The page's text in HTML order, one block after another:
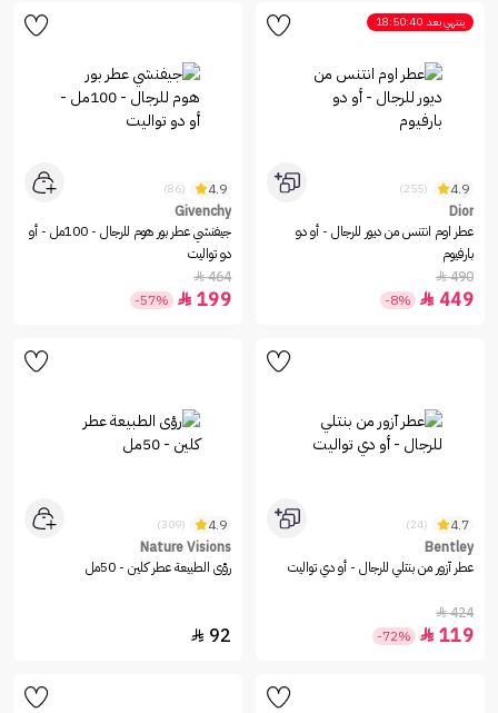
ينتهي بعد 18:50:40
4.9
(255)
Dior
عطر اوم انتنس من ديور للرجال - أو دو
بارفيوم
490

449

-8%
4.9
(86)
Givenchy
جيفنشي عطر بور هوم للرجال - 100مل - أو
دو تواليت
464

199

-57%
4.7
(24)
Bentley
عطر آزور من بنتلي للرجال - أو دي تواليت
424

119

-72%
4.9
(309)
Nature Visions
رؤى الطبيعة عطر كلين - 50مل
92
